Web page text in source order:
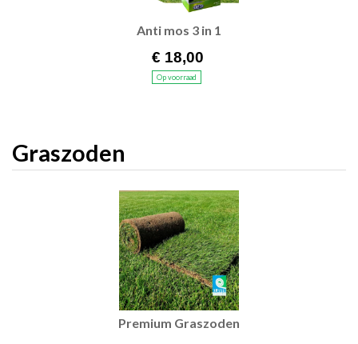
Anti mos 3 in 1
€ 18,00
Op voorraad
Graszoden
Premium Gras­zoden